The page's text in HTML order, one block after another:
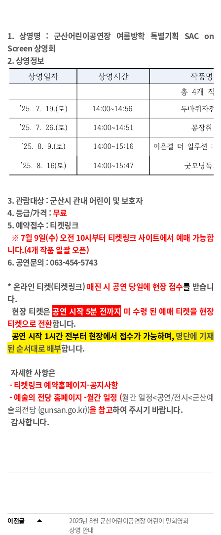
1. 상영명 : 군산어린이공연장 여름방학 특별기획 SAC on
Screen 상영회
2. 상영정보
3. 관람대상 : 군산시 관내 어린이 및 보호자
4. 등급/가격 :무료
5. 예약접수 : 티켓링크
※ 7월 9일(수) 오전 10시부터 티켓링크 사이트에서 예매 가능합
니다.(4개 작품 일괄 오픈)
6. 공연문의 :063-454-5743
* 온라인 티켓(티켓링크) 매진 시 공연 당일에 현장 접수를 받습니
다.
현장 티켓은공연 시작 5분 전까지 미 수령 된 예매 티켓을 현장
티켓으로 전환합니다.
공연 시작 1시간 전부터 현장에서 접수가 가능하며, 명단에 기재
된 순서대로 배부합니다.
자세한 사항은
- 티켓링크 예약홈페이지-공지사항
- 예술의 전당 홈페이지 -월간 일정 (월간 일정<공연/전시<군산예
술의전당 (gunsan.go.kr))을 참고하여 주시기 바랍니다.
감사합니다.
이전글
2025년 8월 군산어린이공연장 어린이 만화영화
상영 안내